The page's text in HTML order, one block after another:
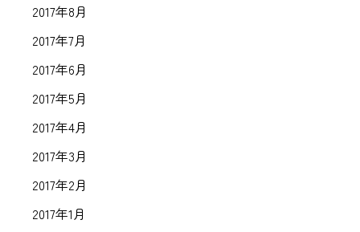
2017年8月
2017年7月
2017年6月
2017年5月
2017年4月
2017年3月
2017年2月
2017年1月